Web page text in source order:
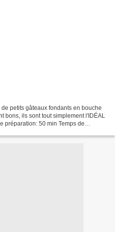
petits gâteaux fondants en bouche
bons, ils sont tout simplement l'IDÉAL
préparation: 50 min Temps de